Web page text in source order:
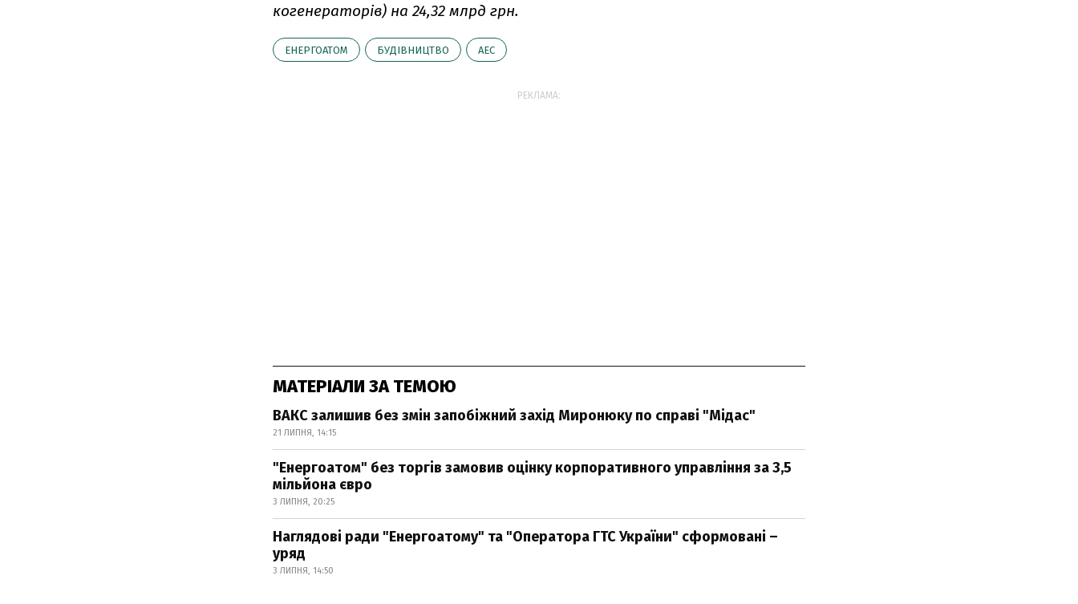
когенераторів) на 24,32 млрд грн.
ЕНЕРГОАТОМ БУДІВНИЦТВО АЕС
РЕКЛАМА:
МАТЕРІАЛИ ЗА ТЕМОЮ
ВАКС залишив без змін запобіжний захід Миронюку по справі "Мідас"
21 ЛИПНЯ, 14:15
"Енергоатом" без торгів замовив оцінку корпоративного управління за 3,5
мільйона євро
3 ЛИПНЯ, 20:25
Наглядові ради "Енергоатому" та "Оператора ГТС України" сформовані –
уряд
3 ЛИПНЯ, 14:50